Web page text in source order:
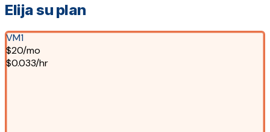
Elija su plan
VM1
$20/mo
$0.033/hr